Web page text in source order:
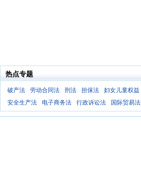
热点专题
破产法 劳动合同法 刑法 担保法 妇女儿童权益
安全生产法
电子商务法 行政诉讼法 国际贸易法